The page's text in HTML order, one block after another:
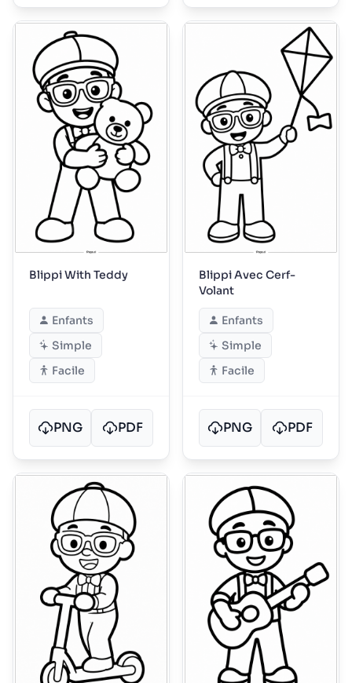
Blippi With Teddy
Enfants
Simple
Facile
PNG PDF
Blippi Avec Cerf-
Volant
Enfants
Simple
Facile
PNG PDF